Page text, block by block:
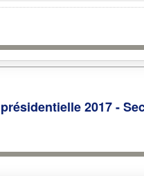
2017 -